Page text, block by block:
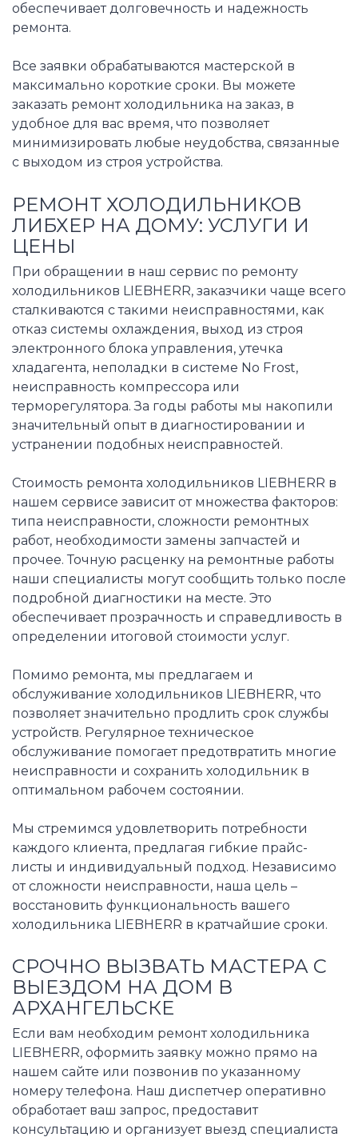
обеспечивает долговечность и надежность
ремонта.
Все заявки обрабатываются мастерской в
максимально короткие сроки. Вы можете
заказать ремонт холодильника на заказ, в
удобное для вас время, что позволяет
минимизировать любые неудобства, связанные
с выходом из строя устройства.
РЕМОНТ ХОЛОДИЛЬНИКОВ
ЛИБХЕР НА ДОМУ: УСЛУГИ И
ЦЕНЫ
При обращении в наш сервис по ремонту
холодильников LIEBHERR, заказчики чаще всего
сталкиваются с такими неисправностями, как
отказ системы охлаждения, выход из строя
электронного блока управления, утечка
хладагента, неполадки в системе No Frost,
неисправность компрессора или
терморегулятора. За годы работы мы накопили
значительный опыт в диагностировании и
устранении подобных неисправностей.
Стоимость ремонта холодильников LIEBHERR в
нашем сервисе зависит от множества факторов:
типа неисправности, сложности ремонтных
работ, необходимости замены запчастей и
прочее. Точную расценку на ремонтные работы
наши специалисты могут сообщить только после
подробной диагностики на месте. Это
обеспечивает прозрачность и справедливость в
определении итоговой стоимости услуг.
Помимо ремонта, мы предлагаем и
обслуживание холодильников LIEBHERR, что
позволяет значительно продлить срок службы
устройств. Регулярное техническое
обслуживание помогает предотвратить многие
неисправности и сохранить холодильник в
оптимальном рабочем состоянии.
Мы стремимся удовлетворить потребности
каждого клиента, предлагая гибкие прайс-
листы и индивидуальный подход. Независимо
от сложности неисправности, наша цель –
восстановить функциональность вашего
холодильника LIEBHERR в кратчайшие сроки.
СРОЧНО ВЫЗВАТЬ МАСТЕРА С
ВЫЕЗДОМ НА ДОМ В
АРХАНГЕЛЬСКЕ
Если вам необходим ремонт холодильника
LIEBHERR, оформить заявку можно прямо на
нашем сайте или позвонив по указанному
номеру телефона. Наш диспетчер оперативно
обработает ваш запрос, предоставит
консультацию и организует выезд специалиста